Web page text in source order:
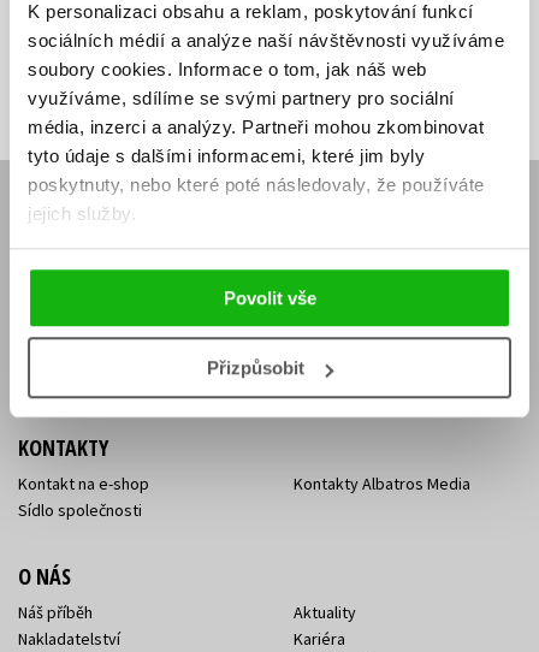
K personalizaci obsahu a reklam, poskytování funkcí
sociálních médií a analýze naší návštěvnosti využíváme
soubory cookies. Informace o tom, jak náš web
využíváme, sdílíme se svými partnery pro sociální
média, inzerci a analýzy. Partneři mohou zkombinovat
tyto údaje s dalšími informacemi, které jim byly
poskytnuty, nebo které poté následovaly, že používáte
jejich služby.
Povolit vše
Přizpůsobit
mailových novinek souhlasíte se zpracováním osobních údajů.
Vaše e-
mailová
adresa
Vaše e-
mailová
adresa
Vaše e-mailová adresa Přihlásit se
E-SHOP
Aktuality
Naši autoři
Jak nakoupit
Benefitní a slevové programy
Knižní novinky
Dárkové poukazy
Affiliate program
Ochrana soukromí
KONTAKTY
Kontakt na e-shop
Sídlo společnosti
Kontakty Albatros Media
O NÁS
Náš příběh
Nakladatelství
Aktuality
Kariéra